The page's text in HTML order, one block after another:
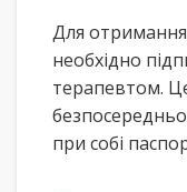
Для отримання
необхідно
терапевтом.
при собі